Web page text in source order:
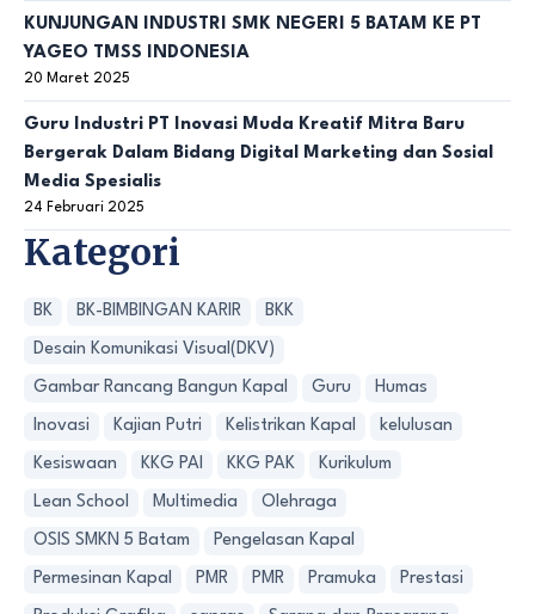
KUNJUNGAN INDUSTRI SMK NEGERI 5 BATAM KE PT
YAGEO TMSS INDONESIA
20 Maret 2025
Guru Industri PT Inovasi Muda Kreatif Mitra Baru
Bergerak Dalam Bidang Digital Marketing dan Sosial
Media Spesialis
24 Februari 2025
Kategori
BK BK-BIMBINGAN KARIR BKK
Desain Komunikasi Visual(DKV)
Gambar Rancang Bangun Kapal Guru Humas
Inovasi Kajian Putri Kelistrikan Kapal kelulusan
Kesiswaan KKG PAI KKG PAK Kurikulum
Lean School Multimedia Olehraga
OSIS SMKN 5 Batam Pengelasan Kapal
Permesinan Kapal PMR PMR Pramuka Prestasi